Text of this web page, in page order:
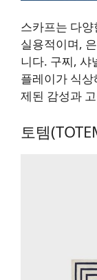
스카프는 다
실용적이며,
니다. 구찌, 샤
플레이가 식
제된 감성과
토템